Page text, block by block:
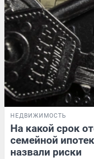
НЕДВИЖИМОСТЬ
На какой срок
семейной
назвали риски